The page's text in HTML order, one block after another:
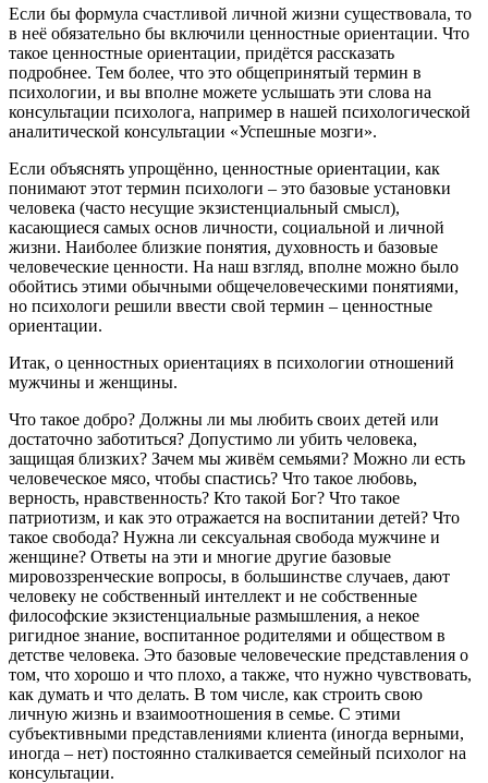
Если бы формула счастливой личной жизни существовала, то
в неё обязательно бы включили ценностные ориентации. Что
такое ценностные ориентации, придётся рассказать
подробнее. Тем более, что это общепринятый термин в
психологии, и вы вполне можете услышать эти слова на
консультации психолога, например в нашей психологической
аналитической консультации «Успешные мозги».
Если объяснять упрощённо, ценностные ориентации, как
понимают этот термин психологи – это базовые установки
человека (часто несущие экзистенциальный смысл),
касающиеся самых основ личности, социальной и личной
жизни. Наиболее близкие понятия, духовность и базовые
человеческие ценности. На наш взгляд, вполне можно было
обойтись этими обычными общечеловеческими понятиями,
но психологи решили ввести свой термин – ценностные
ориентации.
Итак, о ценностных ориентациях в психологии отношений
мужчины и женщины.
Что такое добро? Должны ли мы любить своих детей или
достаточно заботиться? Допустимо ли убить человека,
защищая близких? Зачем мы живём семьями? Можно ли есть
человеческое мясо, чтобы спастись? Что такое любовь,
верность, нравственность? Кто такой Бог? Что такое
патриотизм, и как это отражается на воспитании детей? Что
такое свобода? Нужна ли сексуальная свобода мужчине и
женщине? Ответы на эти и многие другие базовые
мировоззренческие вопросы, в большинстве случаев, дают
человеку не собственный интеллект и не собственные
философские экзистенциальные размышления, а некое
ригидное знание, воспитанное родителями и обществом в
детстве человека. Это базовые человеческие представления о
том, что хорошо и что плохо, а также, что нужно чувствовать,
как думать и что делать. В том числе, как строить свою
личную жизнь и взаимоотношения в семье. С этими
субъективными представлениями клиента (иногда верными,
иногда – нет) постоянно сталкивается семейный психолог на
консультации.